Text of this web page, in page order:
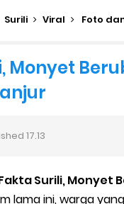
Grabcar
Diterima
Surili Viral Foto dan Fakta
Monyet
17.13
Surili, Monyet
lama ini, warga